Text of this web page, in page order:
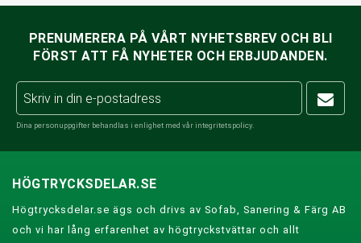
PRENUMERERA PÅ VÅRT NYHETSBREV OCH BLI
FÖRST ATT FÅ NYHETER OCH ERBJUDANDEN.
Dina personuppgifter behandlas i enlighet med vår integritetspolicy.
HÖGTRYCKSDELAR.SE
Högtrycksdelar.se ägs och drivs av Sofab, Sanering & Färg AB
och vi har lång erfarenhet av högtryckstvättar och allt